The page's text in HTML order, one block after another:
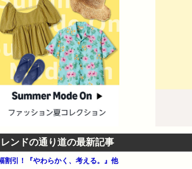
レンドの通り道の最新記事
割引！『やわらかく、考える。』他